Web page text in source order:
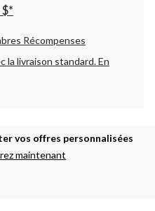
Récompenses
la livraison standard.En
vos offres personnalisées
maintenant